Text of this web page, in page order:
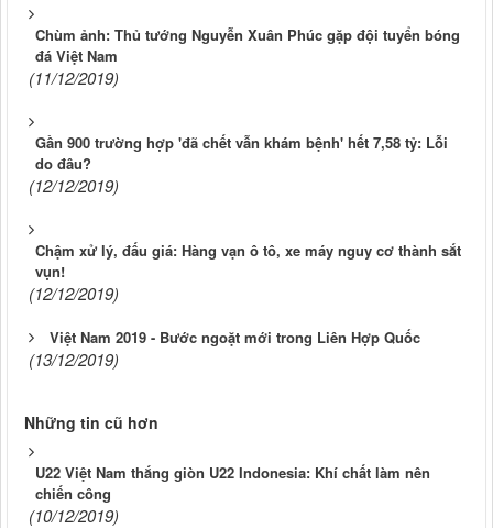
Chùm ảnh: Thủ tướng Nguyễn Xuân Phúc gặp đội tuyển bóng
đá Việt Nam
(11/12/2019)
Gần 900 trường hợp 'đã chết vẫn khám bệnh' hết 7,58 tỷ: Lỗi
do đâu?
(12/12/2019)
Chậm xử lý, đấu giá: Hàng vạn ô tô, xe máy nguy cơ thành sắt
vụn!
(12/12/2019)
Việt Nam 2019 - Bước ngoặt mới trong Liên Hợp Quốc
(13/12/2019)
Những tin cũ hơn
U22 Việt Nam thắng giòn U22 Indonesia: Khí chất làm nên
chiến công
(10/12/2019)